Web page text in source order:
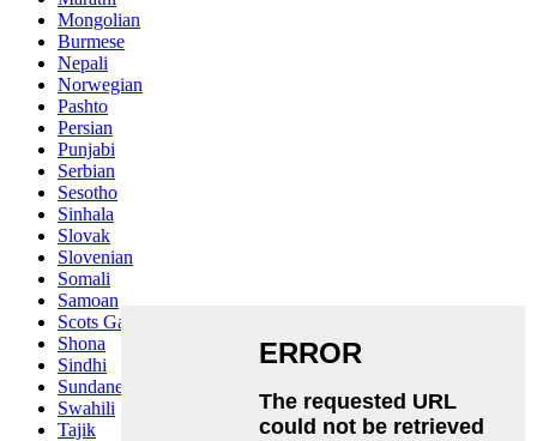
Mongolian
Burmese
Nepali
Norwegian
Pashto
Persian
Punjabi
Serbian
Sesotho
Sinhala
Slovak
Slovenian
Somali
Samoan
Scots Gaelic
Shona
Sindhi
Sundanese
Swahili
Tajik